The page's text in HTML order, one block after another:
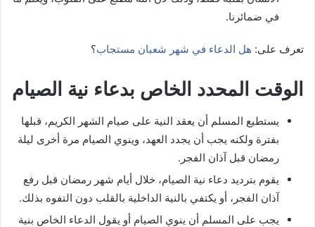
في ضمائرنا.
تعرف على: هل الدعاء في شهر شعبان مستجاب؟
الوقت المحدد الخاص بدعاء نية الصيام
يستطيع المسلم أن يعقد النية على صيام الشهر الكريم، قبلها
بفترة ولكنه يجب أن يجدد العهد، وينوي الصيام مرة أخرى ليلة
رمضان قبل آذان الفجر.
يقوم بترديد دعاء نية الصيام، خلال أيام شهر رمضان قبل رفع
آذان الفجر، أو يكتفي بالنية الداخلية بالقلب دون التفوه بذلك.
يجب على المسلم أن ينوي الصيام أو يقول الدعاء الخاص بنية